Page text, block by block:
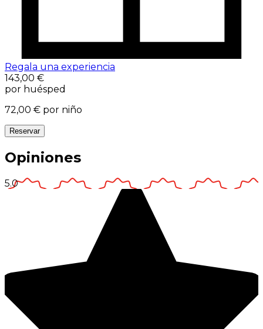
Regala una experiencia
143,00 €
por huésped
72,00 € por niño
Reservar
Opiniones
5.0